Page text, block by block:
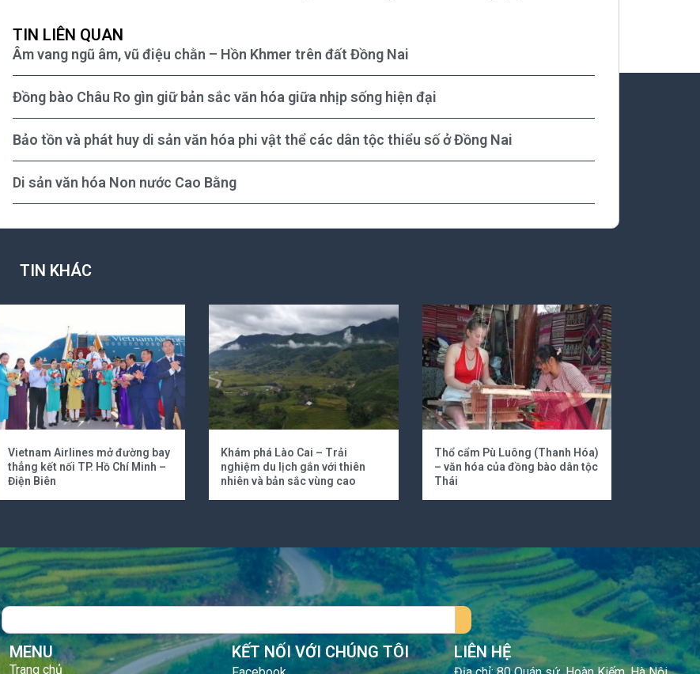
TIN LIÊN QUAN
Âm vang ngũ âm, vũ điệu chằn – Hồn Khmer trên đất Đồng Nai
Đồng bào Châu Ro gìn giữ bản sắc văn hóa giữa nhịp sống hiện đại
Bảo tồn và phát huy di sản văn hóa phi vật thể các dân tộc thiểu số ở Đồng Nai
Di sản văn hóa Non nước Cao Bằng
TIN KHÁC
Vietnam Airlines mở đường bay
thẳng kết nối TP. Hồ Chí Minh –
Điện Biên
Khám phá Lào Cai – Trải
nghiệm du lịch gắn với thiên
nhiên và bản sắc vùng cao
Thổ cẩm Pù Luông (Thanh Hóa)
– văn hóa của đồng bào dân tộc
Thái
Search
MENU
Trang chủ
KẾT NỐI VỚI CHÚNG TÔI LIÊN HỆ